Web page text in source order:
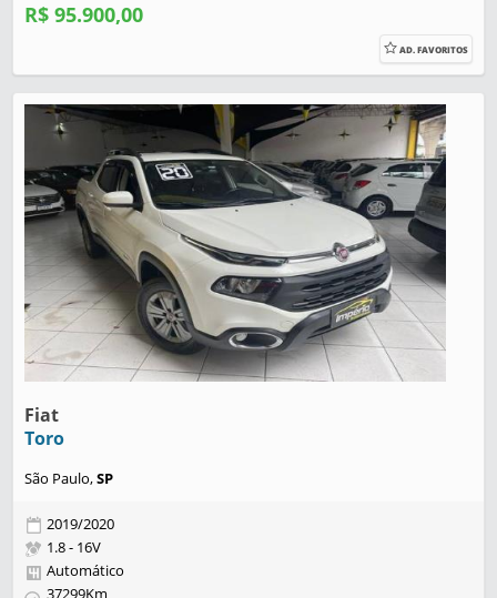
R$ 95.900,00
AD. FAVORITOS
Fiat
Toro
São Paulo,SP
2019/2020
1.8 - 16V
Automático
37299Km